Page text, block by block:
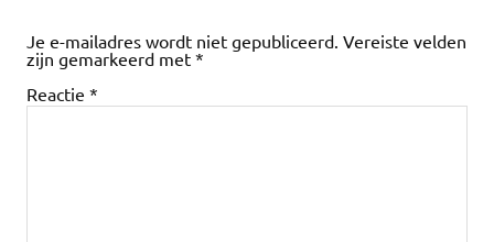
Je e-mailadres wordt niet gepubliceerd. Vereiste velden
zijn gemarkeerd met *
Reactie *